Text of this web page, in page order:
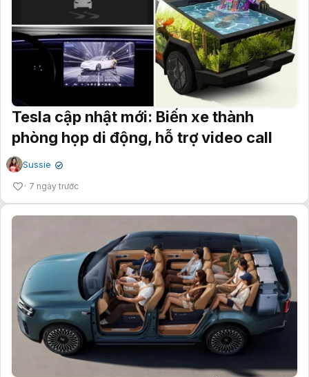
Tesla cập nhật mới: Biến xe thành
phòng họp di động, hỗ trợ video call
Sussie ✔
7 ngày trước